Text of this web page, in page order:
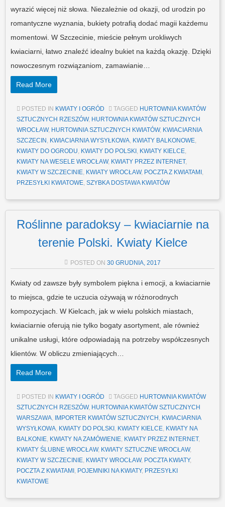
wyrazić więcej niż słowa. Niezależnie od okazji, od urodzin po
romantyczne wyznania, bukiety potrafią dodać magii każdemu
momentowi. W Szczecinie, mieście pełnym urokliwych
kwiaciarni, łatwo znaleźć idealny bukiet na każdą okazję. Dzięki
nowoczesnym rozwiązaniom, zamawianie…
Read More
POSTED IN KWIATY I OGRÓD TAGGED HURTOWNIA KWIATÓW
SZTUCZNYCH RZESZÓW, HURTOWNIA KWIATÓW SZTUCZNYCH
WROCŁAW, HURTOWNIA SZTUCZNYCH KWIATÓW, KWIACIARNIA
SZCZECIN , KWIACIARNIA WYSYŁKOWA, KWIATY BALKONOWE,
KWIATY DO OGRODU, KWIATY DO POLSKI , KWIATY KIELCE,
KWIATY NA WESELE WROCŁAW, KWIATY PRZEZ INTERNET,
KWIATY W SZCZECINIE, KWIATY WROCŁAW, POCZTA Z KWIATAMI ,
PRZESYŁKI KWIATOWE, SZYBKA DOSTAWA KWIATÓW
Roślinne paradoksy – kwiaciarnie na
terenie Polski. Kwiaty Kielce
POSTED ON 30 GRUDNIA, 2017
Kwiaty od zawsze były symbolem piękna i emocji, a kwiaciarnie
to miejsca, gdzie te uczucia ożywają w różnorodnych
kompozycjach. W Kielcach, jak w wielu polskich miastach,
kwiaciarnie oferują nie tylko bogaty asortyment, ale również
unikalne usługi, które odpowiadają na potrzeby współczesnych
klientów. W obliczu zmieniających…
Read More
POSTED IN KWIATY I OGRÓD TAGGED HURTOWNIA KWIATÓW
SZTUCZNYCH RZESZÓW, HURTOWNIA KWIATÓW SZTUCZNYCH
WARSZAWA, IMPORTER KWIATÓW SZTUCZNYCH , KWIACIARNIA
WYSYŁKOWA, KWIATY DO POLSKI , KWIATY KIELCE, KWIATY NA
BALKONIE, KWIATY NA ZAMÓWIENIE, KWIATY PRZEZ INTERNET,
KWIATY ŚLUBNE WROCŁAW, KWIATY SZTUCZNE WROCŁAW,
KWIATY W SZCZECINIE, KWIATY WROCŁAW, POCZTA KWIATY,
POCZTA Z KWIATAMI , POJEMNIKI NA KWIATY, PRZESYŁKI
KWIATOWE